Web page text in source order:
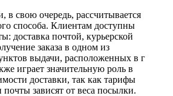
в свою очередь, рассчитывается
способа. Клиентам доступны
доставка почтой, курьерской
заказа в одном из
выдачи, расположенных в г
играет значительную роль в
доставки, так как тарифы
зависят от веса посылки.